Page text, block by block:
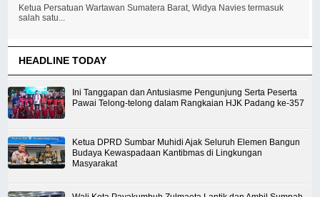
Ketua Persatuan Wartawan Sumatera Barat, Widya Navies termasuk
salah satu...
HEADLINE TODAY
Ini Tanggapan dan Antusiasme Pengunjung Serta Peserta
Pawai Telong-telong dalam Rangkaian HJK Padang ke-357
Ketua DPRD Sumbar Muhidi Ajak Seluruh Elemen Bangun
Budaya Kewaspadaan Kantibmas di Lingkungan
Masyarakat